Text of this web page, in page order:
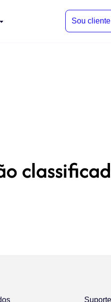
Sou cliente
Suporte